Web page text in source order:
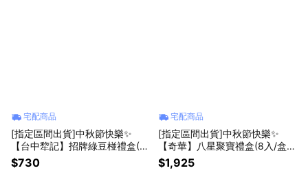
宅配商品
[指定區間出貨]中秋節快樂✨
【台中犂記】招牌綠豆椪禮盒(6
入/盒)(含運)【墊腳石】月餅 伴
手禮
$730
宅配商品
[指定區間出貨]中秋節快樂✨
【奇華】八星聚寶禮盒(8入/盒)
(附提袋)(含運)【墊腳石】月餅
禮品
$1,925